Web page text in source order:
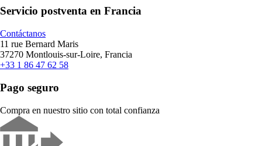
Servicio postventa en Francia
Contáctanos
11 rue Bernard Maris
37270 Montlouis-sur-Loire, Francia
+33 1 86 47 62 58
Pago seguro
Compra en nuestro sitio con total confianza